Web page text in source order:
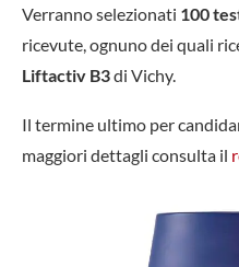
Verranno selezionati 100
ricevute, ognuno dei quali
Liftactiv B3di Vichy.
Il termine ultimo per
maggiori dettagli consulta il